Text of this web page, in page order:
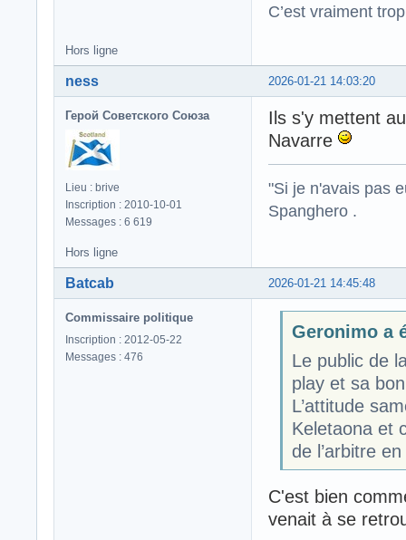
C’est vraiment
Hors ligne
2026-01-21 14:03:20
ness
Герой Советского Союза
Lieu : brive
Inscription : 2010-10-01
Messages : 6 619
Ils s'y mettent
Navarre
"Si je n'avais pas
Spanghero .
Hors ligne
2026-01-21 14:45:48
Batcab
Commissaire politique
Inscription : 2012-05-22
Messages : 476
Geronimo a
Le public de
play et sa
L’attitude
Keletaona et
de l’arbitre
C'est bien
venait à se